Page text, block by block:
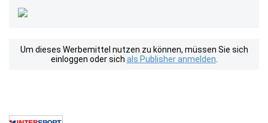
Um dieses Werbemittel nutzen zu können, müssen Sie sich
einloggen oder sich als Publisher anmelden